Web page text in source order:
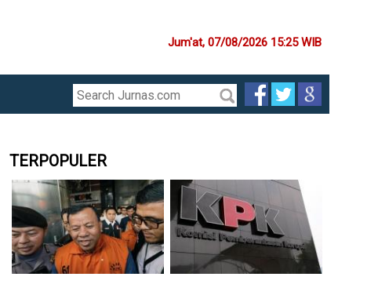
Jum'at, 07/08/2026 15:25 WIB
TERPOPULER